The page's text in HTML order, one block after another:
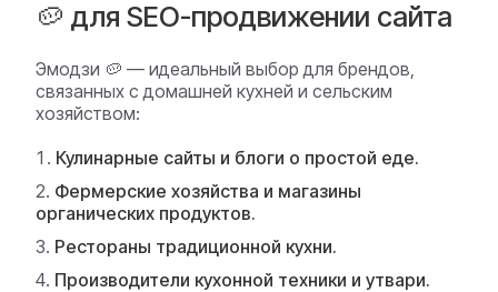
🥔 для SEO-продвижении сайта
Эмодзи 🥔 — идеальный выбор для брендов,
связанных с домашней кухней и сельским
хозяйством:
Кулинарные сайты и блоги о простой еде.
Фермерские хозяйства и магазины
органических продуктов.
Рестораны традиционной кухни.
Производители кухонной техники и утвари.